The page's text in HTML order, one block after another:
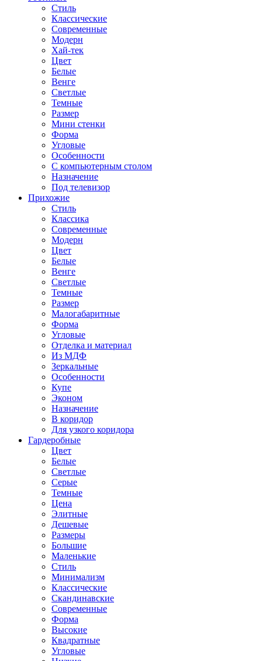
Стиль
Классические
Современные
Модерн
Хай-тек
Цвет
Белые
Венге
Светлые
Темные
Размер
Мини стенки
Форма
Угловые
Особенности
С компьютерным столом
Назначение
Под телевизор
Прихожие
Стиль
Классика
Современные
Модерн
Цвет
Белые
Венге
Светлые
Темные
Размер
Малогабаритные
Форма
Угловые
Отделка и материал
Из МДФ
Зеркальные
Особенности
Купе
Эконом
Назначение
В коридор
Для узкого коридора
Гардеробные
Цвет
Белые
Светлые
Серые
Темные
Цена
Элитные
Дешевые
Размеры
Большие
Маленькие
Стиль
Минимализм
Классические
Скандинавские
Современные
Форма
Высокие
Квадратные
Угловые